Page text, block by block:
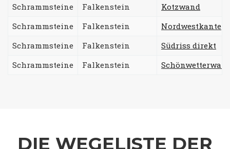
Schrammsteine
Falkenstein
Kotzwand
Schrammsteine
Falkenstein
Nordwestkante
Schrammsteine
Falkenstein
Südriss direkt
Schrammsteine
Falkenstein
DIE WEGELISTE DER